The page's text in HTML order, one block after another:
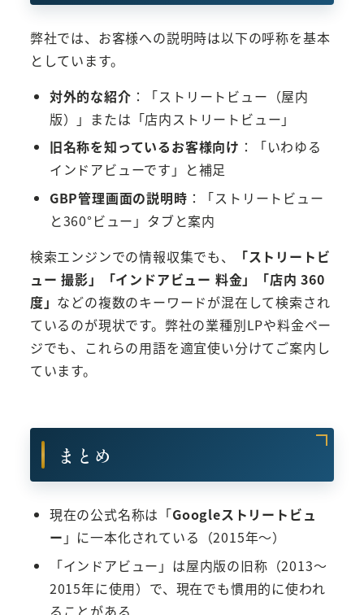
弊社では、お客様への説明時は以下の呼称を基本
としています。
対外的な紹介 ：「ストリートビュー（屋内
版）」または「店内ストリートビュー」
旧名称を知っているお客様向け ：「いわゆる
インドアビューです」と補足
GBP管理画面の説明時 ：「ストリートビュー
と360°ビュー」タブと案内
検索エンジンでの情報収集でも、
「ストリートビ
ュー 撮影」「インドアビュー 料金」「店内 360
度」 などの複数のキーワードが混在して検索され
ているのが現状です。弊社の業種別LPや料金ペー
ジでも、これらの用語を適宜使い分けてご案内し
ています。
まとめ
現在の公式名称は「Googleストリートビュ
ー 」に一本化されている（2015年〜）
「インドアビュー」は屋内版の旧称（2013〜
2015年に使用）で、現在でも慣用的に使われ
ることがある